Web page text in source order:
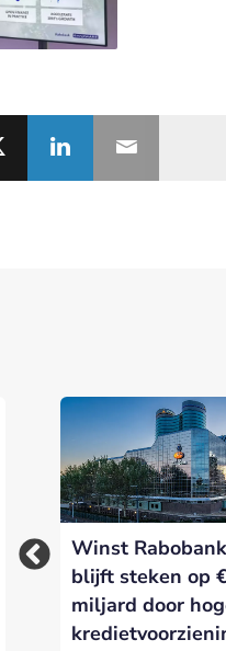
Winst Rabobank
blijft steken op
miljard door